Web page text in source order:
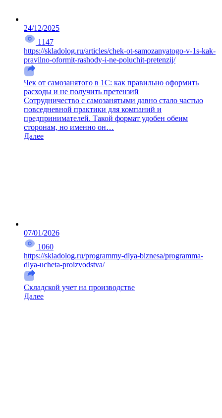
24/12/2025
1147
https://skladolog.ru/articles/chek-ot-samozanyatogo-v-1s-kak-
pravilno-oformit-rashody-i-ne-poluchit-pretenzij/
Чек от самозанятого в 1С: как правильно оформить
расходы и не получить претензий
Сотрудничество с самозанятыми давно стало частью
повседневной практики для компаний и
предпринимателей. Такой формат удобен обеим
сторонам, но именно он…
Далее
07/01/2026
1060
https://skladolog.ru/programmy-dlya-biznesa/programma-
dlya-ucheta-proizvodstva/
Складской учет на производстве
Далее